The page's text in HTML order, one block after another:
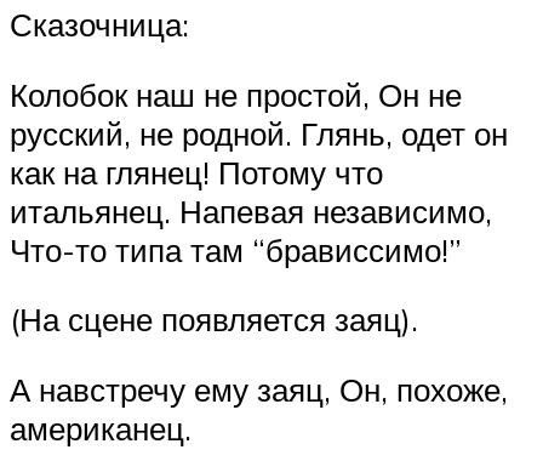
Сказочница:
Колобок наш не простой, Он не
русский, не родной. Глянь, одет он
как на глянец! Потому что
итальянец. Напевая независимо,
Что-то типа там “брависсимо!”
(На сцене появляется заяц).
А навстречу ему заяц, Он, похоже,
американец.